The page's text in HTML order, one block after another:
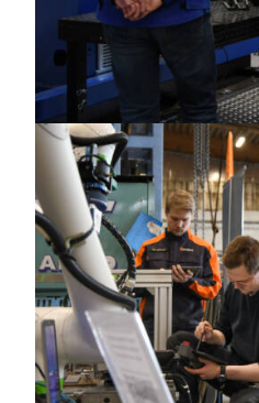
https://jedu.fi/wp-
content/uploads/2025/
Centria_0827_psd.jpg